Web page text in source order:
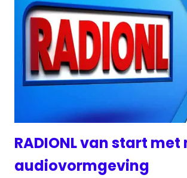
RADIONL van start met
audiovormgeving